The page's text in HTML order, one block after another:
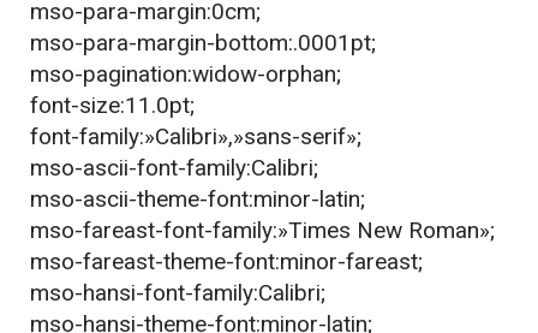
mso-para-margin:0cm;
mso-para-margin-bottom:.0001pt;
mso-pagination:widow-orphan;
font-size:11.0pt;
font-family:»Calibri»,»sans-serif»;
mso-ascii-font-family:Calibri;
mso-ascii-theme-font:minor-latin;
mso-fareast-font-family:»Times New Roman»;
mso-fareast-theme-font:minor-fareast;
mso-hansi-font-family:Calibri;
mso-hansi-theme-font:minor-latin;